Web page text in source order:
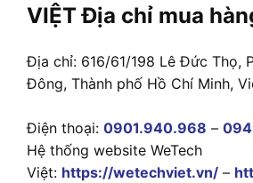
VIỆT Địa chỉ mua
Địa chỉ: 616/61/198 Lê Đức Thọ,
Đông, Thành phố Hồ Chí Minh,
Điện thoại: 0901.940.968 –
Hệ thống website WeTech
Việt: https://wetechviet.vn/ –